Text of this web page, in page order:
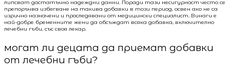
липсват достатъчно надеждни данни. Поради тази несигурност често се
препоръчва избягване на такива добавки в този период, освен ако не са
изрично назначени и проследявани от медицински специалист. Винаги е
най-добре бременните жени да обсъждат всяка добавка, включително
лечебни гъби, със своя лекар.
могат ли децата да приемат добавки
от лечебни гъби?